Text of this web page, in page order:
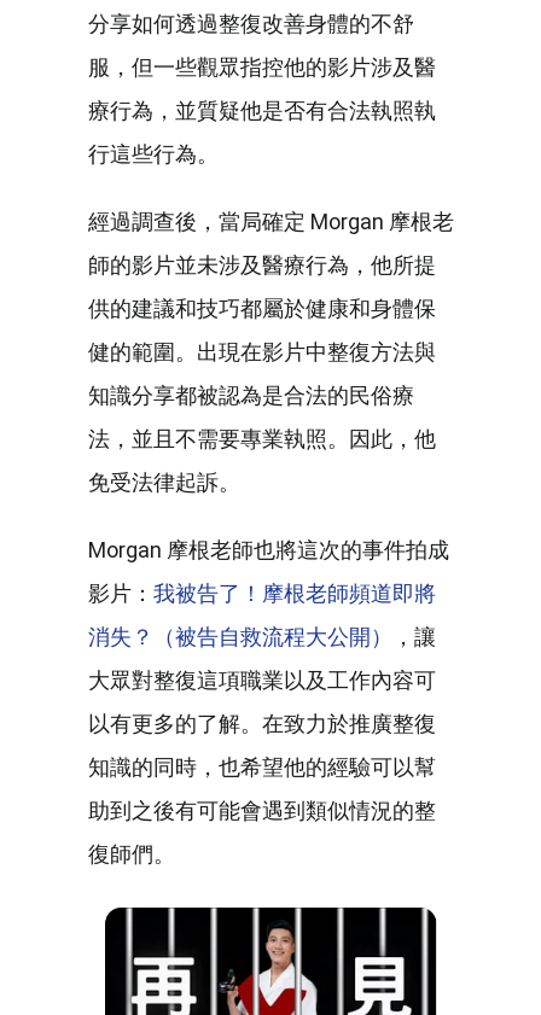
分享如何透過整復改善身體的不舒
服，但一些觀眾指控他的影片涉及醫
療行為，並質疑他是否有合法執照執
行這些行為。
經過調查後，當局確定 Morgan 摩根老
師的影片並未涉及醫療行為，他所提
供的建議和技巧都屬於健康和身體保
健的範圍。出現在影片中整復方法與
知識分享都被認為是合法的民俗療
法，並且不需要專業執照。因此，他
免受法律起訴。
Morgan 摩根老師也將這次的事件拍成
影片： 我被告了！摩根老師頻道即將
消失？（被告自救流程大公開）
，讓
大眾對整復這項職業以及工作內容可
以有更多的了解。在致力於推廣整復
知識的同時，也希望他的經驗可以幫
助到之後有可能會遇到類似情況的整
復師們。